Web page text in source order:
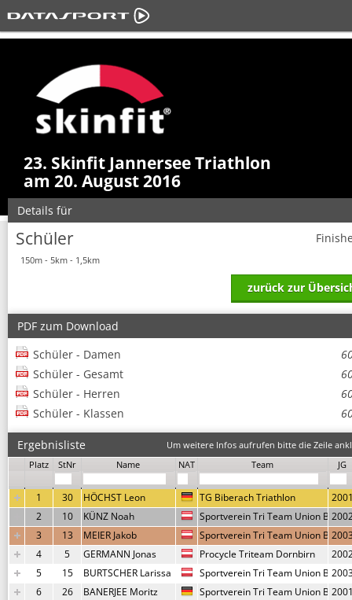
23. Skinfit Jannersee Triathlon
am 20. August 2016
Details für
Schüler
150m - 5km - 1,5km
zurück zur
PDF zum Download
Schüler - Damen
Schüler - Gesamt
Schüler - Herren
Schüler - Klassen
Ergebnisliste
Um weitere Infos aufrufen bitte die Zeile
Platz
StNr Name NAT Team JG
1 30 HÖCHST Leon TG Biberach Triathlon
2
10 KÜNZ Noah Sportverein Tri Team Union
3
13 MEIER Jakob Sportverein Tri Team Union
4
5 GERMANN Jonas Procycle Triteam Dornbirn
5
15 BURTSCHER Larissa Sportverein Tri Team Union
6
26 BANERJEE Moritz Sportverein Tri Team Union